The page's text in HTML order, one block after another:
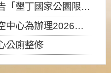
制水域遊憩活動之種類、範圍、時間及行為」，自即日生效。
盃火箭競賽，陸、海、空域警戒及協調相關事宜，因颱風備案事宜
公廁整修